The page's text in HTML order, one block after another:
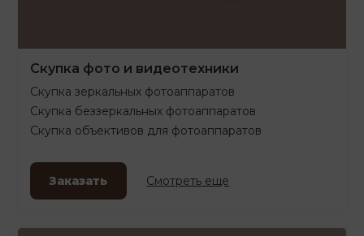
Скупка фото и видеотехники
Скупка зеркальных фотоаппаратов
Скупка беззеркальных фотоаппаратов
Скупка объективов для фотоаппаратов
Заказать Смотреть еще